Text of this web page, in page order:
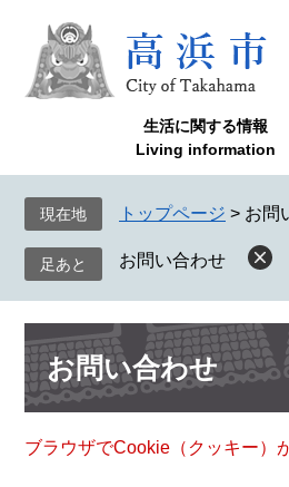
で
ば
へ
生活に関する情報
Living information
現在地 トップページ > お問
お問い合わせ
本
文 お問い合わせ
ブラウザでCookie（クッキー）